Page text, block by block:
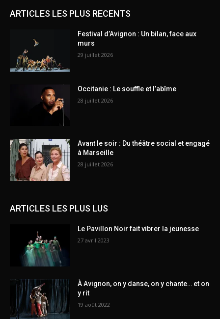
ARTICLES LES PLUS RECENTS
Festival d’Avignon : Un bilan, face aux
murs
29 juillet 2026
Occitanie : Le souffle et l’abîme
28 juillet 2026
Avant le soir : Du théâtre social et engagé
à Marseille
28 juillet 2026
ARTICLES LES PLUS LUS
Le Pavillon Noir fait vibrer la jeunesse
27 avril 2023
À Avignon, on y danse, on y chante… et on
y rit
19 août 2022